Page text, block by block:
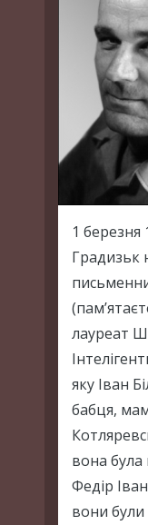
1 березня
Градизьк
лауреат
яку Іван
бабця,
вона була
Федір
вони були